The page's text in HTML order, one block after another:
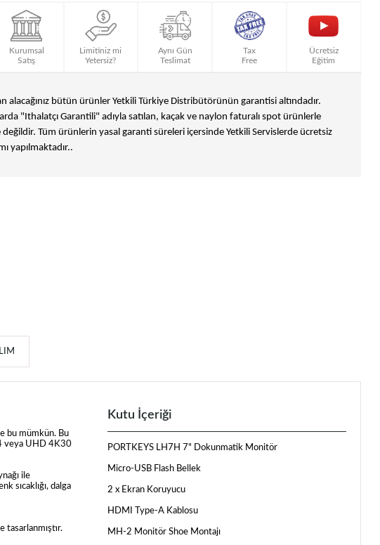
Kurumsal
Satış
Limitiniz mi
Yetersiz?
Aynı Gün
Teslimat
Tax
Free
Ücretsiz
Eğitim
alacağınız bütün ürünler Yetkili Türkiye Distribütörünün garantisi altındadır.
"Ithalatçı Garantili" adıyla satılan, kaçak ve naylon faturalı spot ürünlerle
değildir. Tüm ürünlerin yasal garanti süreleri içersinde Yetkili Servislerde ücretsiz
yapılmaktadır..
bu mümkün. Bu
veya UHD 4K30
ile
sıcaklığı, dalga
tasarlanmıştır.
Kutu İçeriği
PORTKEYS LH7H 7" Dokunmatik Monitör
Micro-USB Flash Bellek
2 x Ekran Koruyucu
HDMI Type-A Kablosu
MH-2 Monitör Shoe Montajı